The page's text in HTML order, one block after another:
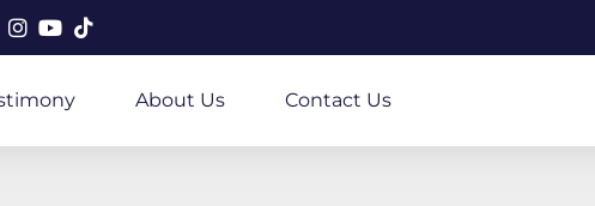
About Us Contact Us